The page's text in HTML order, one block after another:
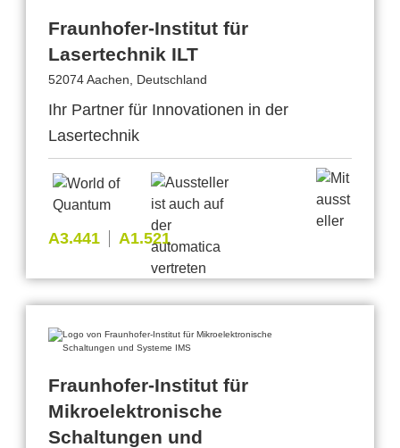
Fraunhofer-Institut für
Lasertechnik ILT
52074 Aachen, Deutschland
Ihr Partner für Innovationen in der
Lasertechnik
A3.441 A1.521
Fraunhofer-Institut für
Mikroelektronische
Schaltungen und